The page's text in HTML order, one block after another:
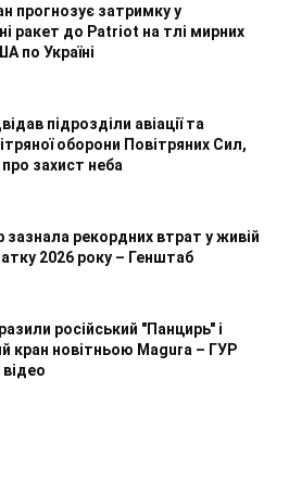
прогнозує затримку у
ракет до Patriot на тлі мирних
по Україні
підрозділи авіації та
оборони Повітряних Сил,
захист неба
зазнала рекордних втрат у живій
2026 року – Генштаб
російський "Панцирь" і
кран новітньою Magura – ГУР